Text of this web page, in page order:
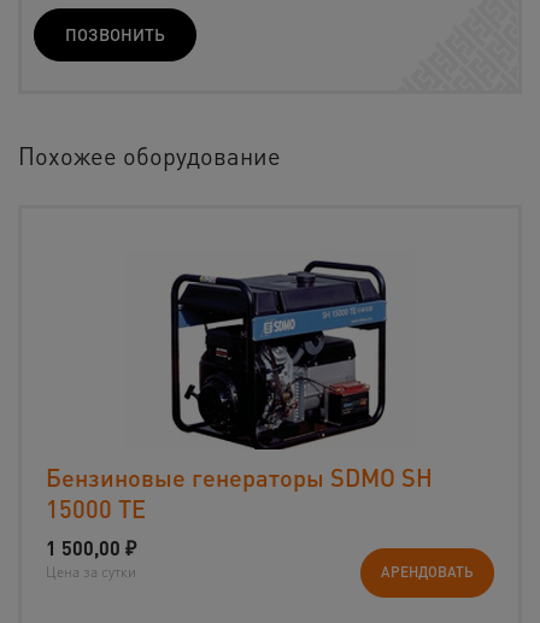
ПОЗВОНИТЬ
Похожее оборудование
Бензиновые генераторы SDMO SH
15000 ТЕ
1 500,00 ₽
Цена за сутки АРЕНДОВАТЬ